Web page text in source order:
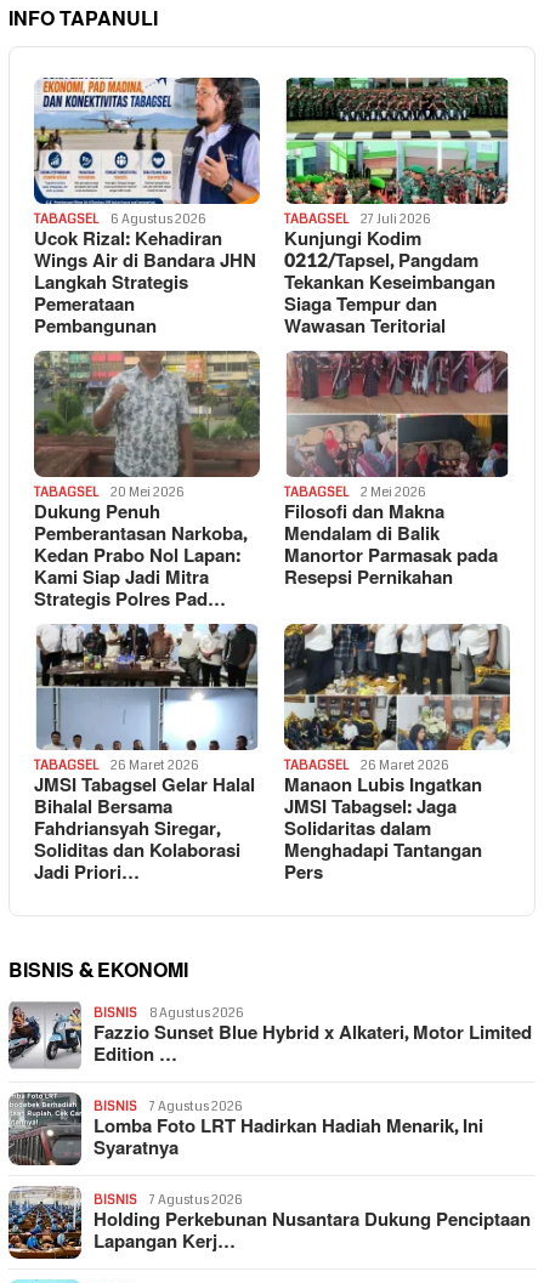
INFO TAPANULI
TABAGSEL 6 Agustus 2026
Ucok Rizal: Kehadiran
Wings Air di Bandara JHN
Langkah Strategis
Pemerataan
Pembangunan
TABAGSEL 27 Juli 2026
Kunjungi Kodim
0212/Tapsel, Pangdam
Tekankan Keseimbangan
Siaga Tempur dan
Wawasan Teritorial
TABAGSEL 20 Mei 2026
Dukung Penuh
Pemberantasan Narkoba,
Kedan Prabo Nol Lapan:
Kami Siap Jadi Mitra
Strategis Polres Pad…
TABAGSEL 2 Mei 2026
Filosofi dan Makna
Mendalam di Balik
Manortor Parmasak pada
Resepsi Pernikahan
TABAGSEL 26 Maret 2026
JMSI Tabagsel Gelar Halal
Bihalal Bersama
Fahdriansyah Siregar,
Soliditas dan Kolaborasi
Jadi Priori…
TABAGSEL 26 Maret 2026
Manaon Lubis Ingatkan
JMSI Tabagsel: Jaga
Solidaritas dalam
Menghadapi Tantangan
Pers
BISNIS & EKONOMI
BISNIS 8 Agustus 2026
Fazzio Sunset Blue Hybrid x Alkateri, Motor Limited
Edition …
BISNIS 7 Agustus 2026
Lomba Foto LRT Hadirkan Hadiah Menarik, Ini
Syaratnya
BISNIS 7 Agustus 2026
Holding Perkebunan Nusantara Dukung Penciptaan
Lapangan Kerj…